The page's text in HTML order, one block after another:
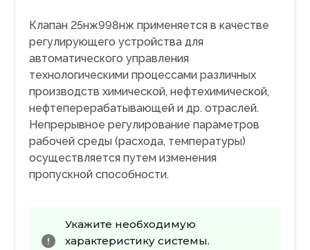
Клапан 25нж998нж применяется в качестве
регулирующего устройства для
автоматического управления
технологическими процессами различных
производств химической, нефтехимической,
нефтеперерабатывающей и др. отраслей.
Непрерывное регулирование параметров
рабочей среды (расхода, температуры)
осуществляется путем изменения
пропускной способности.
Укажите необходимую
характеристику системы.